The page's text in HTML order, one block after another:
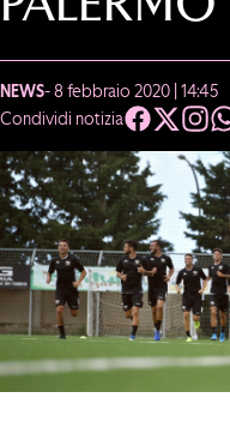
NEWS- 8 febbraio 2020 | 14:45
Condividi notizia